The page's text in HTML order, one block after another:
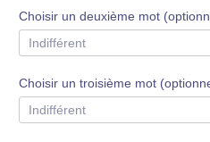
Choisir un deuxième mot
Choisir un troisième mot